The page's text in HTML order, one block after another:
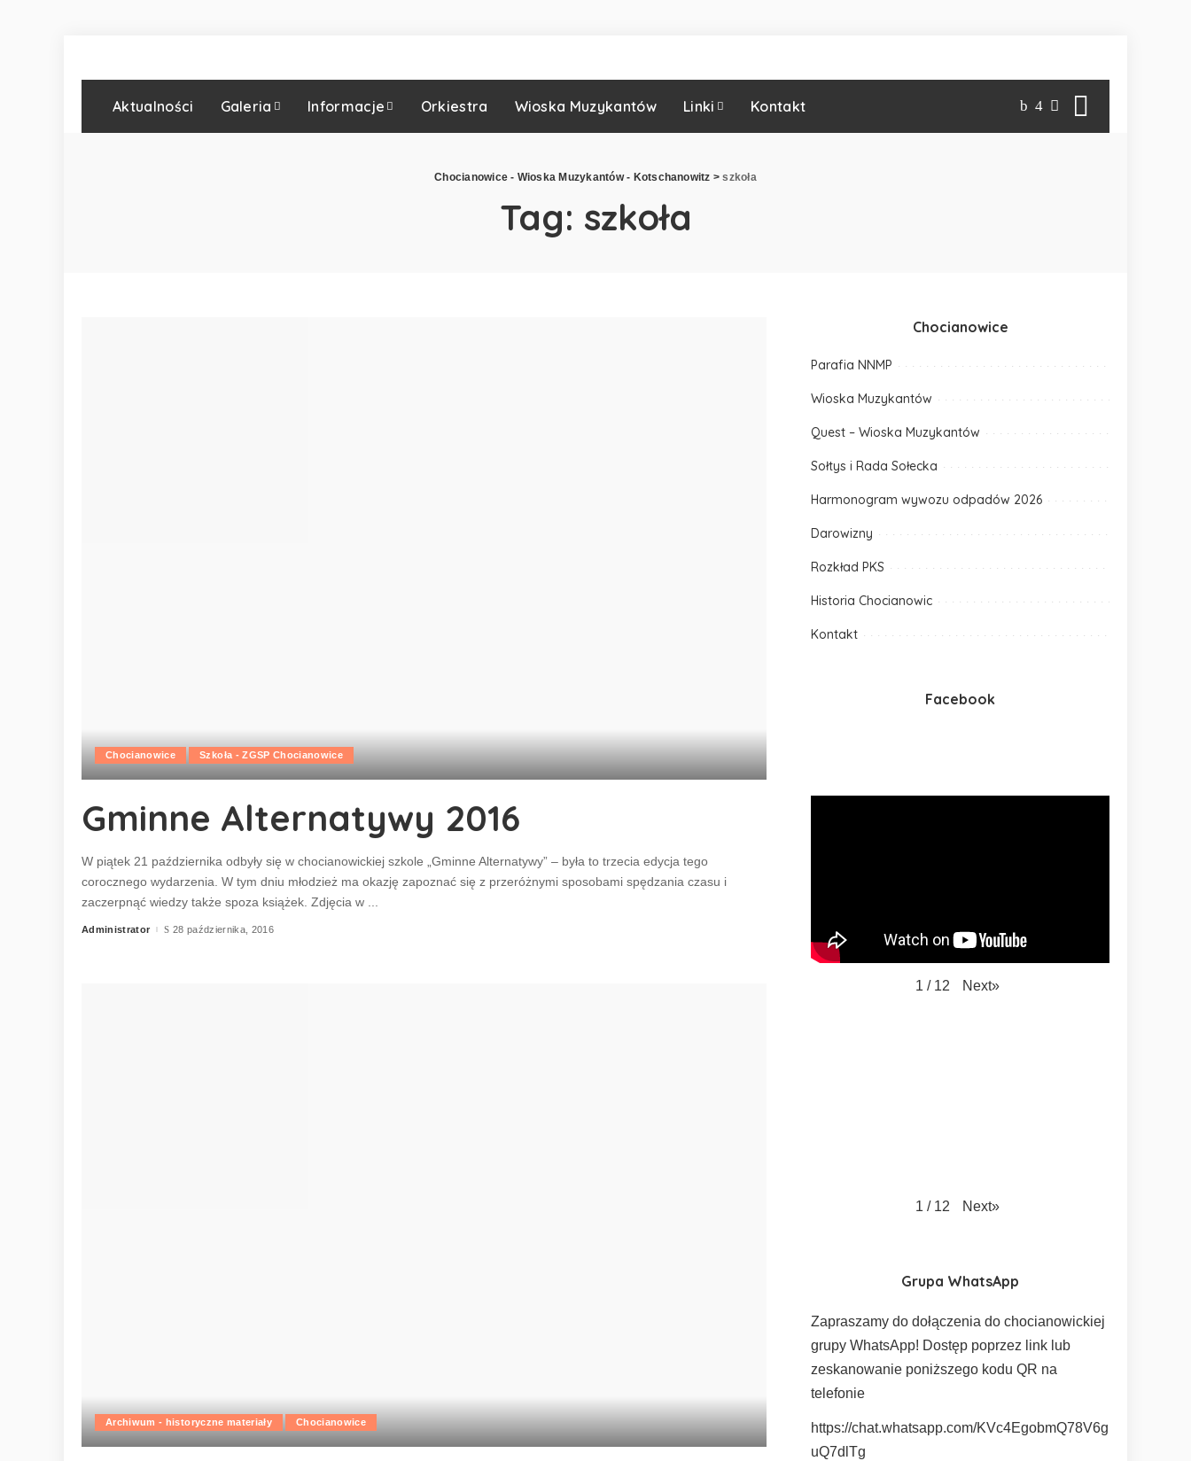
Aktualności Galeria Informacje Orkiestra Wioska Muzykantów Linki Kontakt
Chocianowice - Wioska Muzykantów - Kotschanowitz >szkoła
Tag: szkoła
Chocianowice Szkoła - ZGSP Chocianowice
Gminne Alternatywy 2016
W piątek 21 października odbyły się w chocianowickiej szkole „Gminne Alternatywy” – była to trzecia edycja tego
corocznego wydarzenia. W tym dniu młodzież ma okazję zapoznać się z przeróżnymi sposobami spędzania czasu i
zaczerpnąć wiedzy także spoza książek. Zdjęcia w ...
Posted
Administrator 28 października, 2016
Archiwum - historyczne materiały Chocianowice
Chocianowice
Parafia NNMP
Wioska Muzykantów
Quest – Wioska Muzykantów
Sołtys i Rada Sołecka
Harmonogram wywozu odpadów 2026
Darowizny
Rozkład PKS
Historia Chocianowic
Kontakt
Facebook
1 / 12 Next»
1 / 12 Next»
Grupa WhatsApp
Zapraszamy do dołączenia do chocianowickiej
grupy WhatsApp! Dostęp poprzez link lub
zeskanowanie poniższego kodu QR na
telefonie
https://chat.whatsapp.com/KVc4EgobmQ78V6g
uQ7dlTg